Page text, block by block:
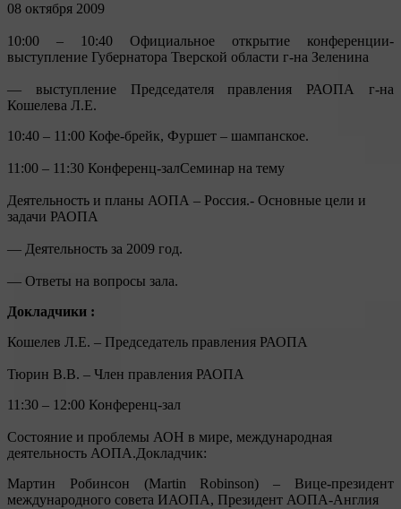
08 октября 2009
10:00 – 10:40 Официальное открытие конференции-
выступление Губернатора Тверской области г-на Зеленина
— выступление Председателя правления РАОПА г-на
Кошелева Л.Е.
10:40 – 11:00 Кофе-брейк, Фуршет – шампанское.
11:00 – 11:30 Конференц-залСеминар на тему
Деятельность и планы АОПА – Россия.- Основные цели и
задачи РАОПА
— Деятельность за 2009 год.
— Ответы на вопросы зала.
Докладчики :
Кошелев Л.Е. – Председатель правления РАОПА
Тюрин В.В. – Член правления РАОПА
11:30 – 12:00 Конференц-зал
Состояние и проблемы АОН в мире, международная
деятельность АОПА.Докладчик:
Мартин Робинсон (Martin Robinson) – Вице-президент
международного совета ИАОПА, Президент АОПА-Англия